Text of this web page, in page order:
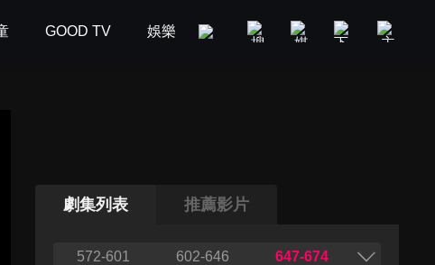
GOOD TV 娛樂 美食旅遊 新聞政論
劇集列表 推薦影片
572-601 602-646 647-674